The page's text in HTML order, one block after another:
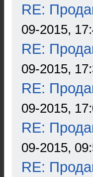
RE:
09-2015,
RE:
09-2015,
RE:
09-2015,
RE:
09-2015,
RE: